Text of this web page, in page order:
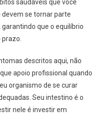
saudáveis que você
se tornar parte
que o equilíbrio
descritos aqui, não
apoio profissional quando
organismo de se curar
Seu intestino é o
nele é investir em